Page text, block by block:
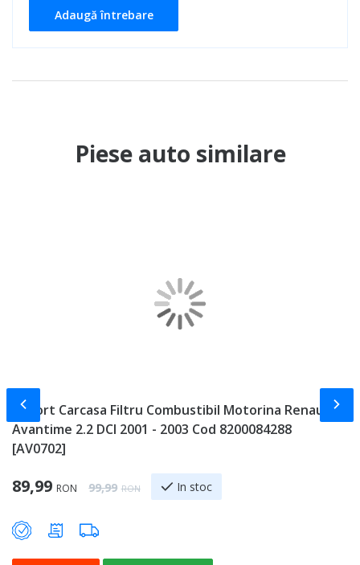
Adaugă întrebare
Piese auto similare
Suport Carcasa Filtru Combustibil Motorina Renault
Avantime 2.2 DCI 2001 - 2003 Cod 8200084288
[AV0702]
Special Price
89,99 RON Regular Price
99,99 RON In stoc
Slide-ul anterior